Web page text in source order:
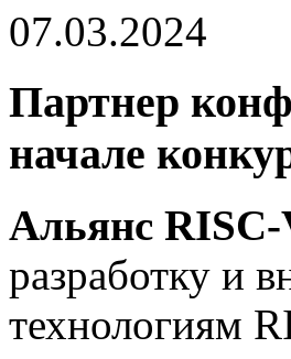
07.03.2024
Партнер
начале
Альянс
разработку и
технологиям